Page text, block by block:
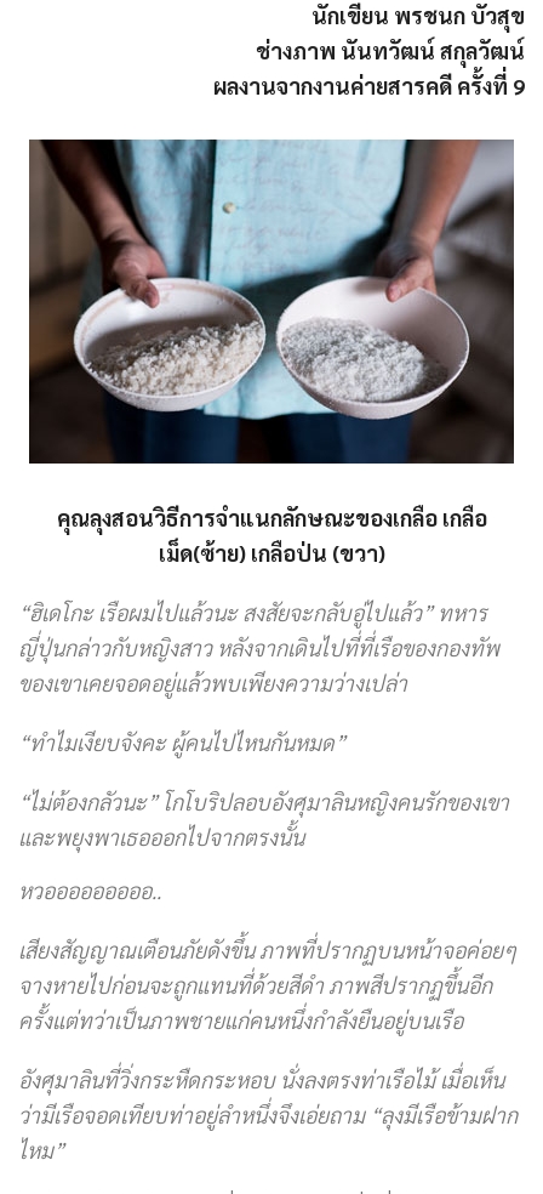
นักเขียน พรชนก บัวสุข
ช่างภาพ นันทวัฒน์ สกุลวัฒน์
ผลงานจากงานค่ายสารคดี ครั้งที่ 9
คุณลุงสอนวิธีการจำแนกลักษณะของเกลือ เกลือ
เม็ด(ซ้าย) เกลือป่น (ขวา)
“ฮิเดโกะ เรือผมไปแล้วนะ สงสัยจะกลับอู่ไปแล้ว” ทหาร
ญี่ปุ่นกล่าวกับหญิงสาว หลังจากเดินไปที่ที่เรือของกองทัพ
ของเขาเคยจอดอยู่แล้วพบเพียงความว่างเปล่า
“ทำไมเงียบจังคะ ผู้คนไปไหนกันหมด”
“ไม่ต้องกลัวนะ” โกโบริปลอบอังศุมาลินหญิงคนรักของเขา
และพยุงพาเธอออกไปจากตรงนั้น
หวอออออออออ..
เสียงสัญญาณเตือนภัยดังขึ้น ภาพที่ปรากฏบนหน้าจอค่อยๆ
จางหายไปก่อนจะถูกแทนที่ด้วยสีดำ ภาพสีปรากฏขึ้นอีก
ครั้งแต่ทว่าเป็นภาพชายแก่คนหนึ่งกำลังยืนอยู่บนเรือ
อังศุมาลินที่วิ่งกระหืดกระหอบ นั่งลงตรงท่าเรือไม้ เมื่อเห็น
ว่ามีเรือจอดเทียบท่าอยู่ลำหนึ่งจึงเอ่ยถาม “ลุงมีเรือข้ามฝาก
ไหม”